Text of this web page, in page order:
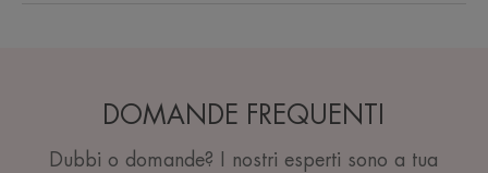
DOMANDE FREQUENTI
Dubbi o domande? I nostri esperti sono a tua